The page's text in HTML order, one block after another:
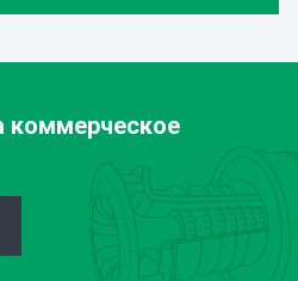
коммерческое